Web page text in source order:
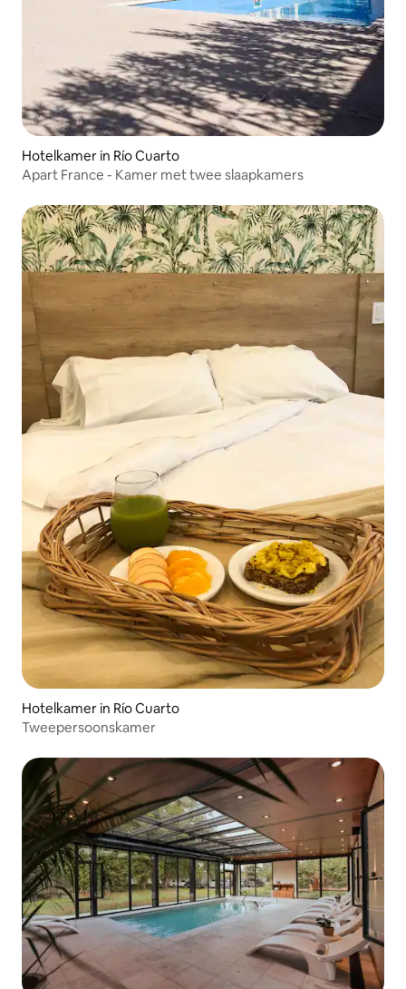
Hotelkamer in Río Cuarto
Apart France - Kamer met twee slaapkamers
Hotelkamer in Río Cuarto
Tweepersoonskamer